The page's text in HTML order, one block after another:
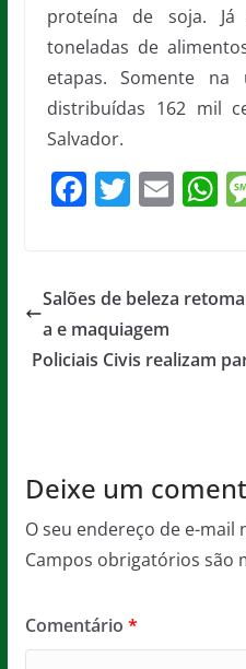
proteína de soja.
toneladas de
etapas. Somente na
distribuídas 162 mil
Salvador.
F
e
b
o
T
er
E
l s
p
Salões de beleza
a e maquiagem
Policiais Civis realizam
Deixe um
O seu endereço de e-mail
Campos obrigatórios são
Comentário *